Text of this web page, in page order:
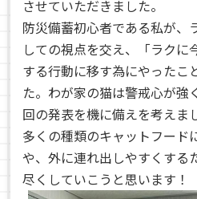
させていただきました。
防災備蓄初心者である私が、
しての視点を交え、「ラクに
する行動に移す為にやったこ
た。わが家の猫は警戒心が強
回の発表を機に備えを考えま
多くの種類のキャットフード
や、外に連れ出しやすくする
尽くしていこうと思います！